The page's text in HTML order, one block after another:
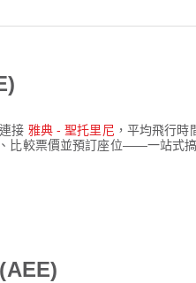
接 雅典 - 聖托里尼 ，平均飛行時
比較票價並預訂座位——一站式搞